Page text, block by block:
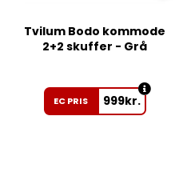
Tvilum Bodo kommode
2+2 skuffer - Grå
EC PRIS 999kr.